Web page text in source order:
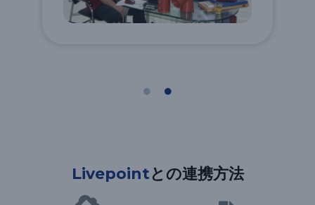
Livepointとの連携方法